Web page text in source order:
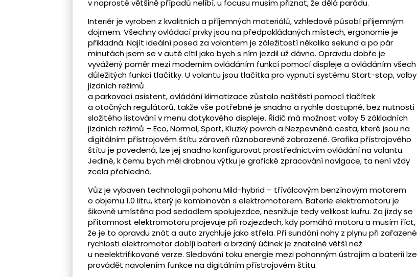
v naprosté většině případů nelíbí, u focusu musím přiznat, že dělá parádu.
Interiér je vyroben z kvalitních a příjemných materiálů, vzhledově působí příjemným
dojmem. Všechny ovládací prvky jsou na předpokládaných místech, ergonomie je
příkladná. Najít ideální posed za volantem je záležitostí několika sekund a po pár
minutách jsem se v autě cítil jako bych s ním jezdil už dávno. Opravdu dobře je
vyvážený poměr mezi moderním ovládáním funkcí pomocí displeje a ovládáním všech
důležitých funkcí tlačítky. U volantu jsou tlačítka pro vypnutí systému Start-stop, volby
jízdních režimů
a parkovací asistent, ovládání klimatizace zůstalo naštěstí pomocí tlačítek
a otočných regulátorů, takže vše potřebné je snadno a rychle dostupné, bez nutnosti
složitého listování v menu dotykového displeje. Řidič má možnost volby 5 základních
jízdních režimů – Eco, Normal, Sport, Kluzký povrch a Nezpevněná cesta, které jsou na
digitálním přístrojovém štítu zároveň různobarevně zobrazené. Grafika přístrojového
štítu je povedená, lze jej snadno konfigurovat prostřednictvím ovládání na volantu.
Jediné, k čemu bych měl drobnou výtku je grafické zpracování navigace, ta není vždy
zcela přehledná.
Vůz je vybaven technologií pohonu Mild-hybrid – tříválcovým benzínovým motorem
o objemu 1.0 litru, který je kombinován s elektromotorem. Baterie elektromotoru je
šikovně umístěna pod sedadlem spolujezdce, nesnižuje tedy velikost kufru. Za jízdy se
přítomnost elektromotoru projevuje při rozjezdech, kdy pomáhá motoru a musím říct,
že je to opravdu znát a auto zrychluje jako střela. Při sundání nohy z plynu při zařazené
rychlosti elektromotor dobíjí baterii a brzdný účinek je znatelně větší než
u neelektrifikované verze. Sledování toku energie mezi pohonným ústrojím a baterií lze
provádět navolením funkce na digitálním přístrojovém štítu.